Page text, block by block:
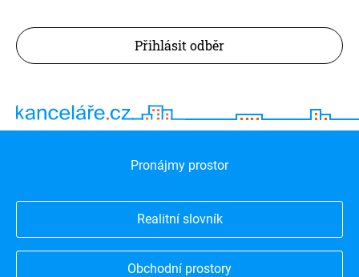
Přihlásit odběr
Pronájmy prostor
Realitní slovník
Obchodní prostory